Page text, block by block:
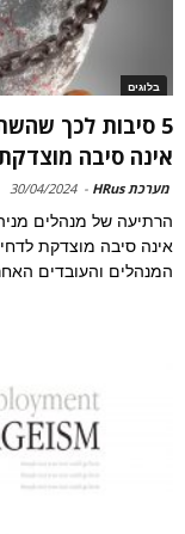
בלוגים
5 סיבות לכך
אינה סיבה
מערכת HRus -
30/04/2024
הרתיעה של מנהלים
אינה סיבה מוצדקת
המנהלים והעובדים